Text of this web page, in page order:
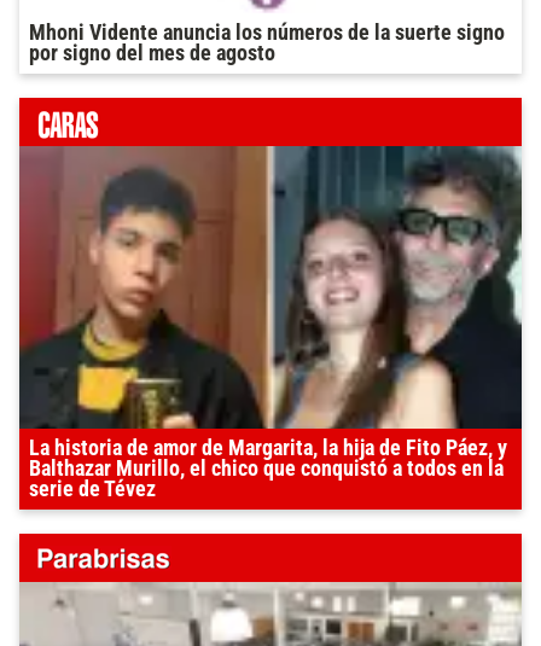
Mhoni Vidente anuncia los números de la suerte signo
por signo del mes de agosto
La historia de amor de Margarita, la hija de Fito Páez, y
Balthazar Murillo, el chico que conquistó a todos en la
serie de Tévez